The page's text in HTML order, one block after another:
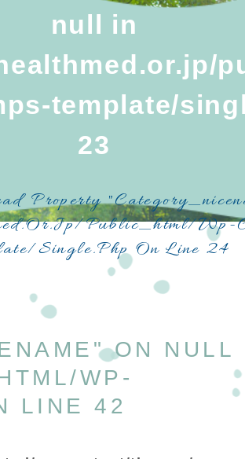
null in
template/
23
Property
public_html/wp-
single.phpOn Line 24
ON NULL
WP-
LINE42